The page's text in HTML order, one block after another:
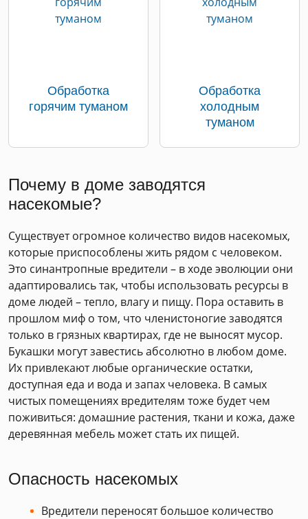
Обработка
горячим туманом
Обработка
холодным
туманом
Почему в доме заводятся
насекомые?
Существует огромное количество видов насекомых,
которые приспособлены жить рядом с человеком.
Это синантропные вредители – в ходе эволюции они
адаптировались так, чтобы использовать ресурсы в
доме людей – тепло, влагу и пищу. Пора оставить в
прошлом миф о том, что членистоногие заводятся
только в грязных квартирах, где не выносят мусор.
Букашки могут завестись абсолютно в любом доме.
Их привлекают любые органические остатки,
доступная еда и вода и запах человека. В самых
чистых помещениях вредителям тоже будет чем
поживиться: домашние растения, ткани и кожа, даже
деревянная мебель может стать их пищей.
Опасность насекомых
Вредители переносят большое количество